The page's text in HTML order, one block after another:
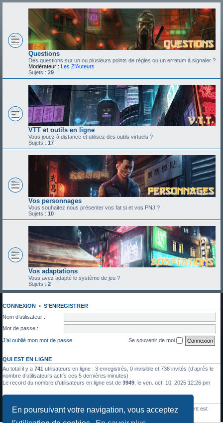
En poursuivant votre navigation, vous acceptez
Questions
Des questions sur un ou plusieurs points de règles ou un erratum à signaler ?
Modérateur : Les Z'Auteurs
Sujets : 29
VTT et outils en ligne
Vous jouez à distance et utilisez des outils virtuels ?
Sujets : 17
Vos personnages
Vous souhaitez nous présenter vos fat si et vos PNJ ?
Sujets : 10
Vos adaptations
Vous avez adapté le système de jeu ?
Sujets : 2
CONNEXION • S’ENREGISTRER
Nom d’utilisateur :
Mot de passe :
J’ai oublié mon mot de passe
Se souvenir de moi
QUI EST EN LIGNE
Au total il y a 741 utilisateurs en ligne : 3 enregistrés, 0 invisible et 738 invités (d’après le
nombre d’utilisateurs actifs ces 5 dernières minutes)
Le record du nombre d’utilisateurs en ligne est de 3949 , le ven. oct. 10, 2025 12:26 pm
1336messages • 428sujets •27membres • Le membre enregistré le plus récent est
Julien Moreau